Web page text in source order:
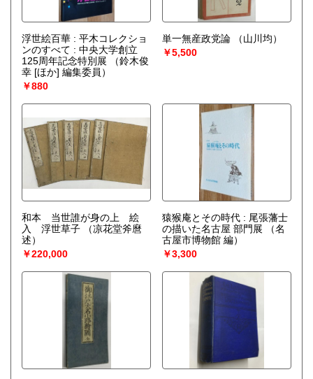
浮世絵百華 : 平木コレクショ
ンのすべて : 中央大学創立
125周年記念特別展
（鈴木俊
幸 [ほか] 編集委員）
￥880
単一無産政党論
（山川均）
￥5,500
和本 当世誰が身の上 絵
入 浮世草子
（凉花堂斧麿
述）
￥220,000
猿猴庵とその時代 : 尾張藩士
の描いた名古屋 部門展
（名
古屋市博物館 編）
￥3,300